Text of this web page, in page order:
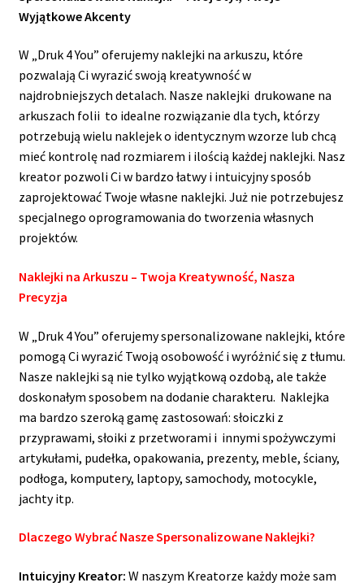
Wyjątkowe Akcenty
W „Druk 4 You” oferujemy naklejki na arkuszu, które
pozwalają Ci wyrazić swoją kreatywność w
najdrobniejszych detalach. Nasze naklejki drukowane na
arkuszach folii to idealne rozwiązanie dla tych, którzy
potrzebują wielu naklejek o identycznym wzorze lub chcą
mieć kontrolę nad rozmiarem i ilością każdej naklejki. Nasz
kreator pozwoli Ci w bardzo łatwy i intuicyjny sposób
zaprojektować Twoje własne naklejki. Już nie potrzebujesz
specjalnego oprogramowania do tworzenia własnych
projektów.
Naklejki na Arkuszu – Twoja Kreatywność, Nasza
Precyzja
W „Druk 4 You” oferujemy spersonalizowane naklejki, które
pomogą Ci wyrazić Twoją osobowość i wyróżnić się z tłumu.
Nasze naklejki są nie tylko wyjątkową ozdobą, ale także
doskonałym sposobem na dodanie charakteru. Naklejka
ma bardzo szeroką gamę zastosowań: słoiczki z
przyprawami, słoiki z przetworami i innymi spożywczymi
artykułami, pudełka, opakowania, prezenty, meble, ściany,
podłoga, komputery, laptopy, samochody, motocykle,
jachty itp.
Dlaczego Wybrać Nasze Spersonalizowane Naklejki?
Intuicyjny Kreator: W naszym Kreatorze każdy może sam